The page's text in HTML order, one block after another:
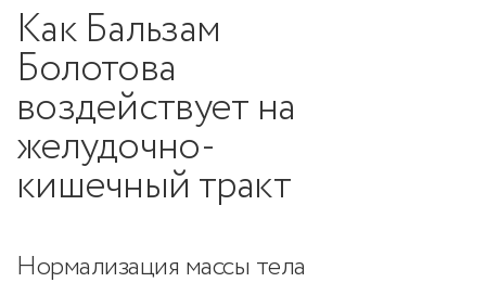
Как Бальзам
Болотова
воздействует на
желудочно-
кишечный тракт
Нормализация массы тела